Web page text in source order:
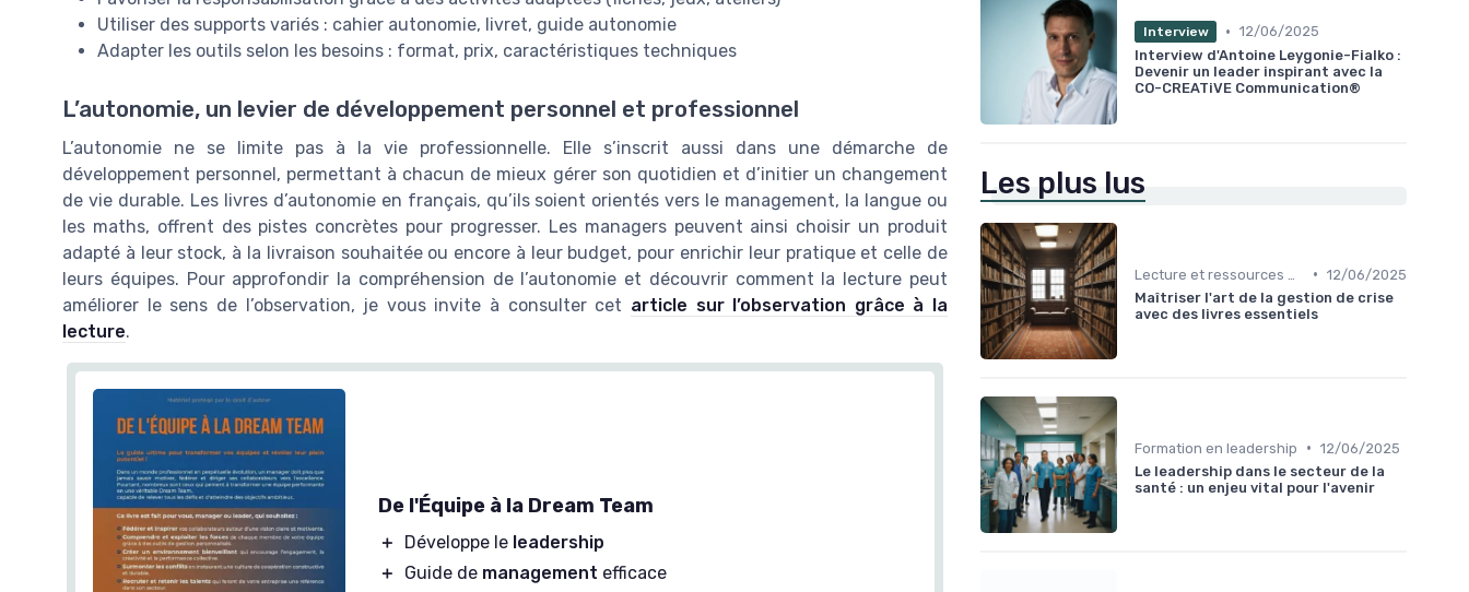
Utiliser des supports variés : cahier autonomie, livret, guide autonomie
Adapter les outils selon les besoins : format, prix, caractéristiques techniques
L’autonomie, un levier de développement personnel et professionnel
L’autonomie ne se limite pas à la vie professionnelle. Elle s’inscrit aussi dans une démarche de
développement personnel, permettant à chacun de mieux gérer son quotidien et d’initier un changement
de vie durable. Les livres d’autonomie en français, qu’ils soient orientés vers le management, la langue ou
les maths, offrent des pistes concrètes pour progresser. Les managers peuvent ainsi choisir un produit
adapté à leur stock, à la livraison souhaitée ou encore à leur budget, pour enrichir leur pratique et celle de
leurs équipes. Pour approfondir la compréhension de l’autonomie et découvrir comment la lecture peut
améliorer le sens de l’observation, je vous invite à consulter cet article sur l’observation grâce à la
lecture.
De l'Équipe à la Dream Team
＋ Développe le leadership
＋
Guide de management efficace
Interview • 12/06/2025
Interview d'Antoine Leygonie-Fialko :
Devenir un leader inspirant avec la
CO-CREATiVE Communication®
Les plus lus
• 12/06/2025
Maîtriser l'art de la gestion de crise
avec des livres essentiels
Formation en leadership • 12/06/2025
Le leadership dans le secteur de la
santé : un enjeu vital pour l'avenir